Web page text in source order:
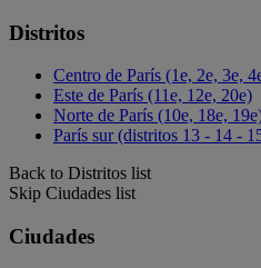
Distritos
Centro de París (1e, 2e, 3e,
Este de París (11e, 12e, 20e)
Norte de París (10e, 18e,
París sur (distritos 13 - 14 -
Back to Distritos list
Skip Ciudades list
Ciudades